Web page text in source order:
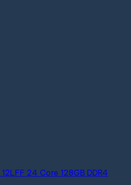
24 Core 128GB DDR4